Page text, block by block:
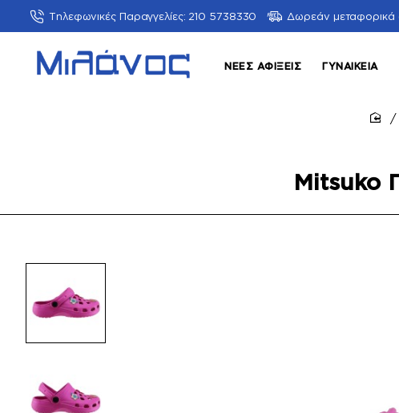
Τηλεφωνικές Παραγγελίες: 210 5738330 Δωρεάν
ΝΈΕΣ ΑΦΊΞΕΙΣ ΓΥΝΑΙΚΕΊΑ
Mitsuko